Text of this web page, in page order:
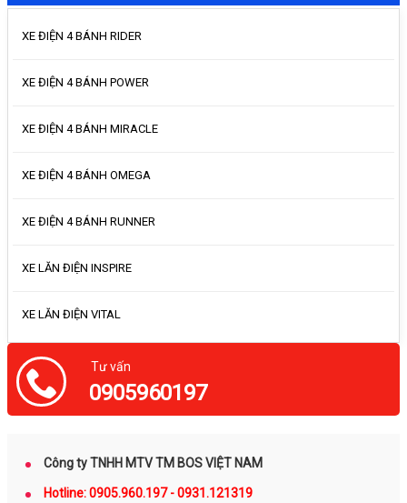
XE ĐIỆN 4 BÁNH RIDER
XE ĐIỆN 4 BÁNH POWER
XE ĐIỆN 4 BÁNH MIRACLE
XE ĐIỆN 4 BÁNH OMEGA
XE ĐIỆN 4 BÁNH RUNNER
XE LĂN ĐIỆN INSPIRE
XE LĂN ĐIỆN VITAL
Tư vấn
Công ty TNHH MTV TM BOS VIỆT NAM
Hotline: 0905.960.197 - 0931.121319